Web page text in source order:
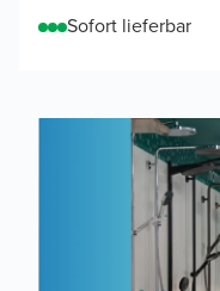
Sofort lieferbar